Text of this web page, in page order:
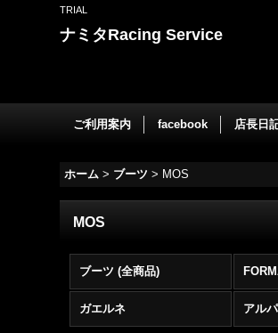
TRIAL
ナミタRacing Service
ご利用案内 facebook 店長日
ホーム > ブーツ > MOS
MOS
ブーツ (全商品)
ガエルネ アル